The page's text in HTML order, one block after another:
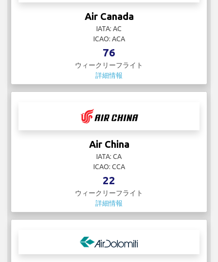
Air Canada
IATA: AC
ICAO: ACA
76
ウィークリーフライト
詳細情報
Air China
IATA: CA
ICAO: CCA
22
ウィークリーフライト
詳細情報